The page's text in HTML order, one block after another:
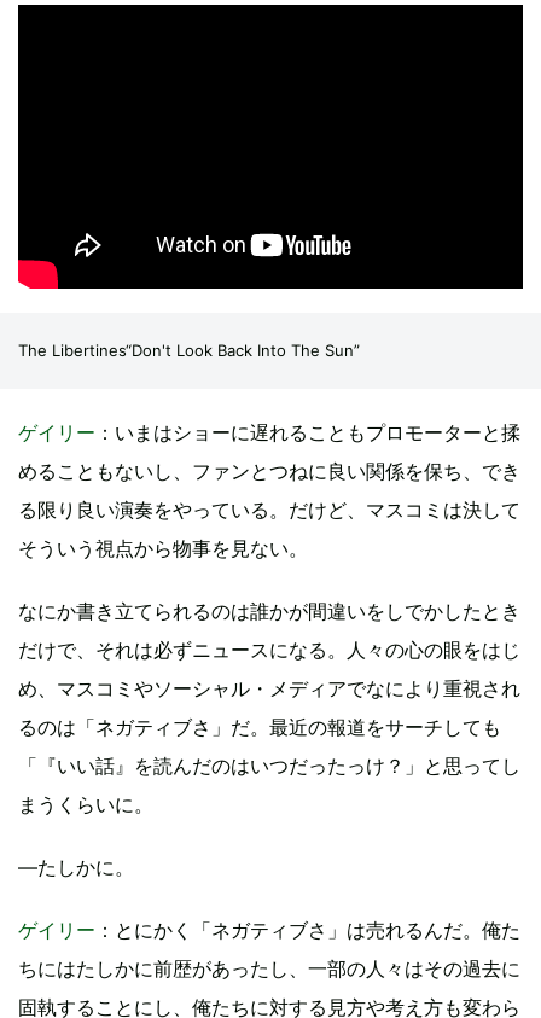
The Libertines“Don't Look Back Into The Sun”
ゲイリー ：いまはショーに遅れることもプロモーターと揉
めることもないし、ファンとつねに良い関係を保ち、でき
る限り良い演奏をやっている。だけど、マスコミは決して
そういう視点から物事を見ない。
なにか書き立てられるのは誰かが間違いをしでかしたとき
だけで、それは必ずニュースになる。人々の心の眼をはじ
め、マスコミやソーシャル・メディアでなにより重視され
るのは「ネガティブさ」だ。最近の報道をサーチしても
「『いい話』を読んだのはいつだったっけ？」と思ってし
まうくらいに。
―たしかに。
ゲイリー ：とにかく「ネガティブさ」は売れるんだ。俺た
ちにはたしかに前歴があったし、一部の人々はその過去に
固執することにし、俺たちに対する見方や考え方も変わら